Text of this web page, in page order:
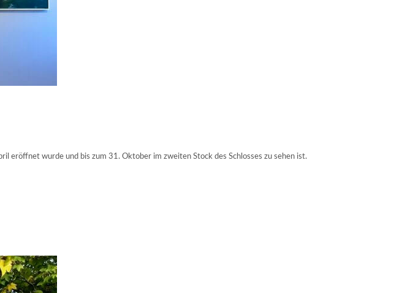
eröffnet wurde und bis zum 31. Oktober im zweiten Stock des Schlosses zu sehen ist.